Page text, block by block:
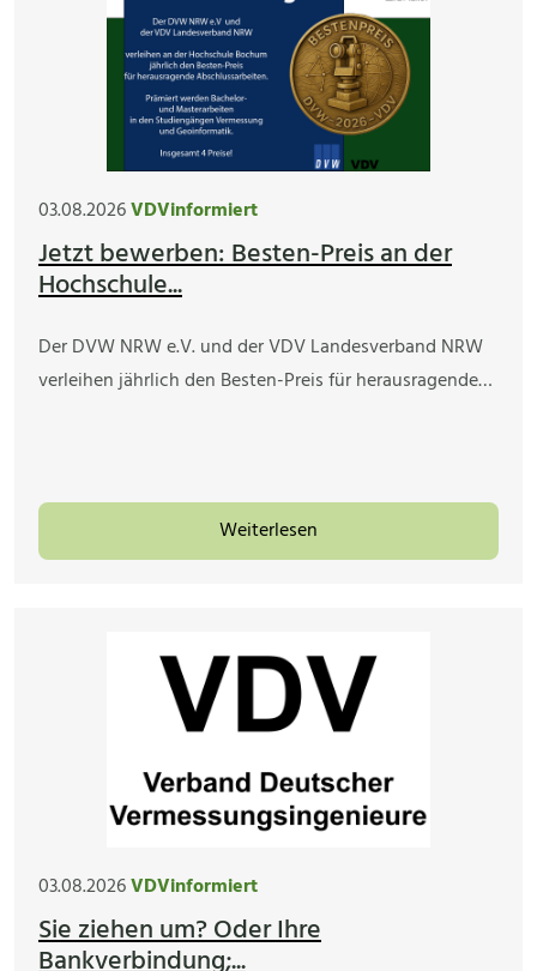
03.08.2026VDVinformiert
Jetzt bewerben: Besten-Preis an der
Hochschule...
Der DVW NRW e.V. und der VDV Landesverband NRW
verleihen jährlich den Besten-Preis für herausragende…
Weiterlesen
03.08.2026VDVinformiert
Sie ziehen um? Oder Ihre
Bankverbindung;...